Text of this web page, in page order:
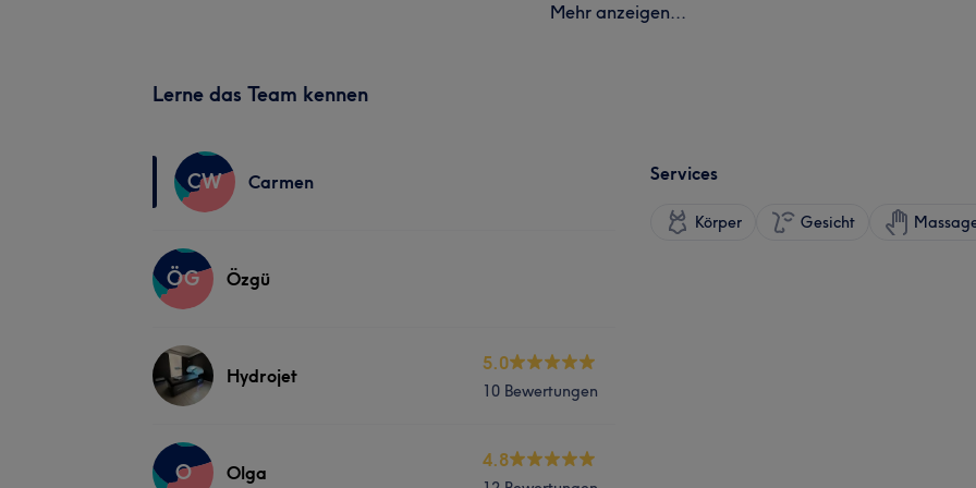
Mehr anzeigen...
Lerne das Team kennen
CW Carmen
ÖG Özgü
Hydrojet
5.0
10 Bewertungen
O Olga
4.8
Services
Körper Gesicht